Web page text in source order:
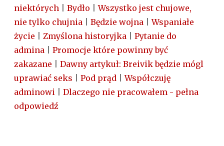
niektórych
Bydło |Wszystko jest chujowe,
nie tylko chujnia
Będzie wojna |Wspaniałe
życie
Zmyślona historyjka
Pytanie do
admina
Promocje które powinny być
zakazane
Dawny artykuł: Breivik będzie mógl
uprawiać seks
Pod prąd |Współczuję
adminowi
Dlaczego nie pracowałem - pełna
odpowiedź